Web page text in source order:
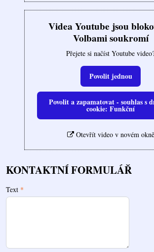
Videa Youtube jsou
Volbami soukromí
Přejete si načíst Youtube
Povolit jednou
Povolit a zapamatovat - souhlas s
cookie: Funkční
Otevřít video v novém okně
KONTAKTNÍ FORMULÁŘ
Text *